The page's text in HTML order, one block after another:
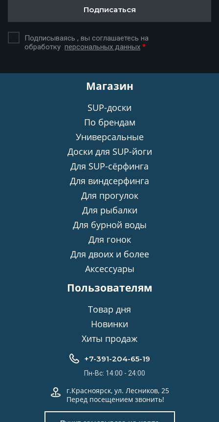
Подписываясь , вы соглашаетесь на
обработку персональных данных *
Подписаться
Магазин
SUP-доски
По брендам
Универсальные
Доски для SUP-йоги
Для SUP-сёрфинга
Для виндсерфинга
Для прогулок
Для рыбалки
Для бурной воды
Для гонок
Для двоих и более
Аксессуары
Пользователям
Товар дня
Новинки
Хиты продаж
+7-391-204-65-19
Пн-Вс: 14:00 - 24:00
г.Красноярск, ул. Лесников, 25
Перед посещением звонить!